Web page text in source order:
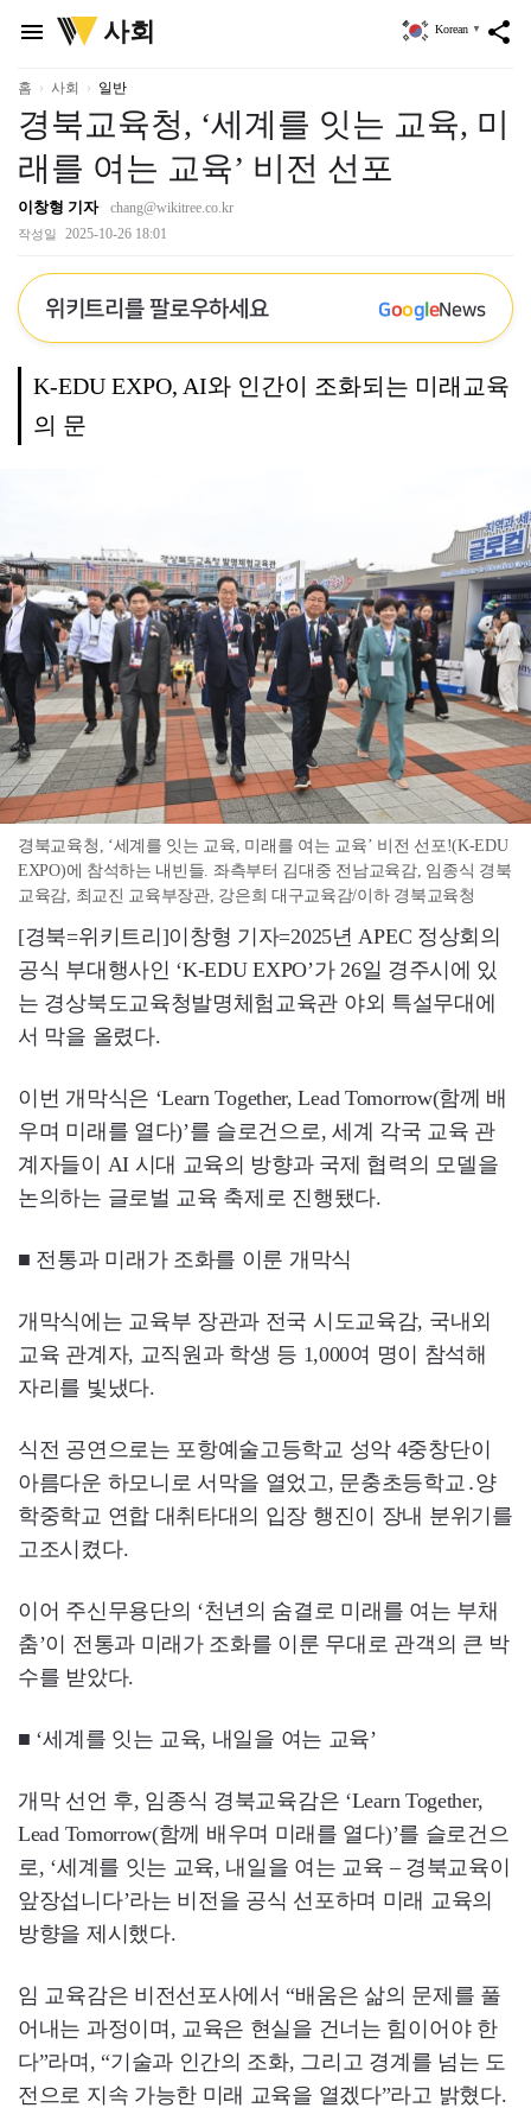
menu
위
키
리
사회 share
Korean ▼
홈 사회 일반
경북교육청, ‘세계를 잇는 교육, 미
래를 여는 교육’ 비전 선포
이창형 기자 chang@wikitree.co.kr
작성일 2025-10-26 18:01
위키트리를 팔로우하세요 GoogleNews
K-EDU EXPO, AI와 인간이 조화되는 미래교육
의 문
경북교육청, ‘세계를 잇는 교육, 미래를 여는 교육’ 비전 선포!(K-EDU
EXPO)에 참석하는 내빈들. 좌측부터 김대중 전남교육감, 임종식 경북
교육감, 최교진 교육부장관, 강은희 대구교육감/이하 경북교육청
[경북=위키트리]이창형 기자=2025년 APEC 정상회의
공식 부대행사인 ‘K-EDU EXPO’가 26일 경주시에 있
는 경상북도교육청발명체험교육관 야외 특설무대에
서 막을 올렸다.
이번 개막식은 ‘Learn Together, Lead Tomorrow(함께 배
우며 미래를 열다)’를 슬로건으로, 세계 각국 교육 관
계자들이 AI 시대 교육의 방향과 국제 협력의 모델을
논의하는 글로벌 교육 축제로 진행됐다.
■ 전통과 미래가 조화를 이룬 개막식
개막식에는 교육부 장관과 전국 시도교육감, 국내외
교육 관계자, 교직원과 학생 등 1,000여 명이 참석해
자리를 빛냈다.
식전 공연으로는 포항예술고등학교 성악 4중창단이
아름다운 하모니로 서막을 열었고, 문충초등학교․양
학중학교 연합 대취타대의 입장 행진이 장내 분위기를
고조시켰다.
이어 주신무용단의 ‘천년의 숨결로 미래를 여는 부채
춤’이 전통과 미래가 조화를 이룬 무대로 관객의 큰 박
수를 받았다.
■ ‘세계를 잇는 교육, 내일을 여는 교육’
개막 선언 후, 임종식 경북교육감은 ‘Learn Together,
Lead Tomorrow(함께 배우며 미래를 열다)’를 슬로건으
로, ‘세계를 잇는 교육, 내일을 여는 교육 – 경북교육이
앞장섭니다’라는 비전을 공식 선포하며 미래 교육의
방향을 제시했다.
임 교육감은 비전선포사에서 “배움은 삶의 문제를 풀
어내는 과정이며, 교육은 현실을 건너는 힘이어야 한
다”라며, “기술과 인간의 조화, 그리고 경계를 넘는 도
전으로 지속 가능한 미래 교육을 열겠다”라고 밝혔다.